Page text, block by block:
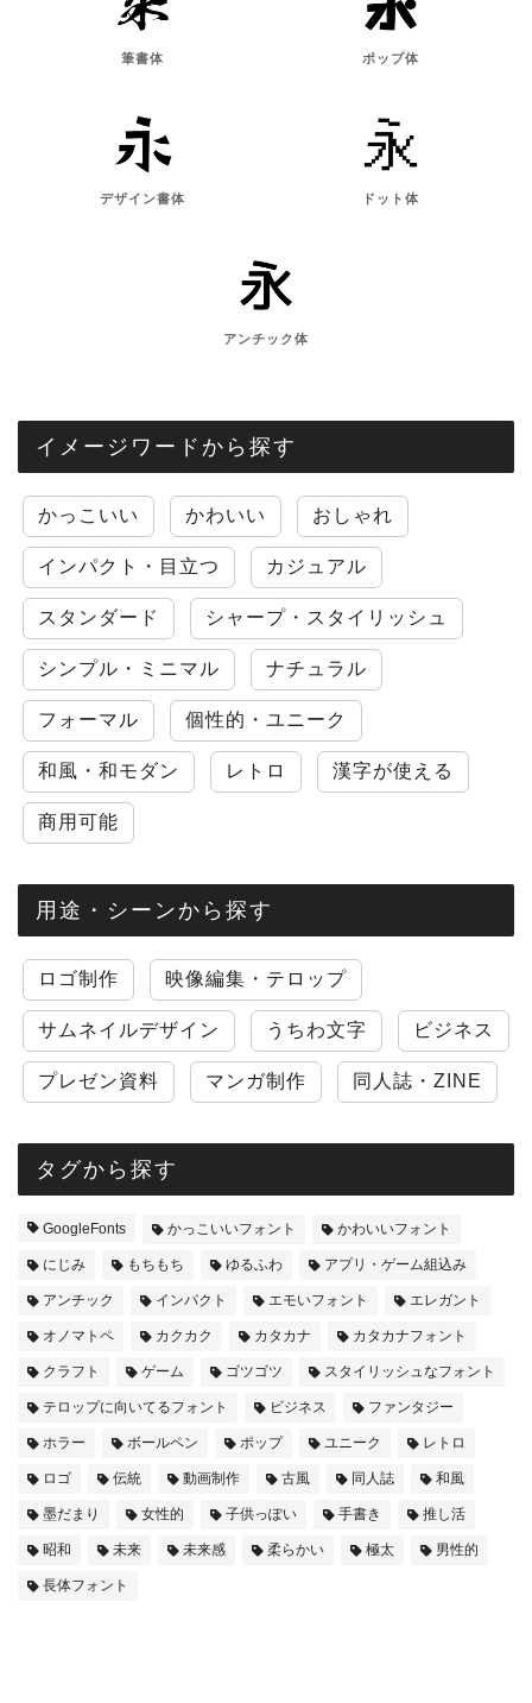
筆書体 ポップ体
デザイン書体 ドット体
アンチック体
イメージワードから探す
かっこいい かわいい おしゃれ
インパクト・目立つ カジュアル
スタンダード シャープ・スタイリッシュ
シンプル・ミニマル ナチュラル
フォーマル 個性的・ユニーク
和風・和モダン レトロ 漢字が使える
商用可能
用途・シーンから探す
ロゴ制作 映像編集・テロップ
サムネイルデザイン うちわ文字 ビジネス
プレゼン資料 マンガ制作 同人誌・ZINE
タグから探す
GoogleFonts かっこいいフォント かわいいフォント
にじみ もちもち ゆるふわ アプリ・ゲーム組込み
アンチック インパクト エモいフォント エレガント
オノマトペ カクカク カタカナ カタカナフォント
クラフト ゲーム ゴツゴツ スタイリッシュなフォント
テロップに向いてるフォント ビジネス ファンタジー
ホラー ボールペン ポップ ユニーク レトロ
ロゴ 伝統 動画制作 古風 同人誌 和風
墨だまり 女性的 子供っぽい 手書き 推し活
昭和 未来 未来感 柔らかい 極太 男性的
長体フォント